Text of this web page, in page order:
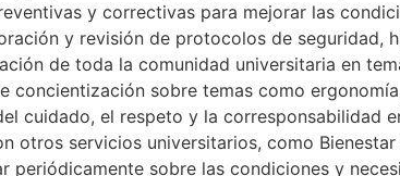
y correctivas para mejorar las
y revisión de protocolos de seguridad,
de toda la comunidad universitaria en
concientización sobre temas como
cuidado, el respeto y la corresponsabilidad
otros servicios universitarios, como
periódicamente sobre las condiciones y